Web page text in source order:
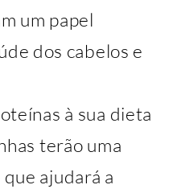
um papel
dos cabelos e
à sua dieta
terão uma
ajudará a